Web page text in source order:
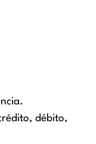
débito,